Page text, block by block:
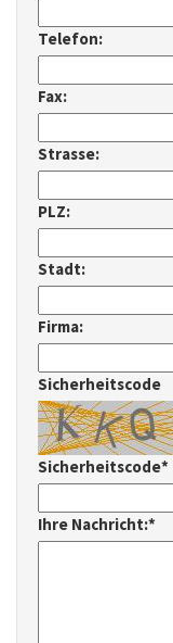
Telefon:
Fax:
Strasse:
PLZ:
Stadt:
Firma:
Sicherheitscode
Sicherheitscode*
Ihre Nachricht:*